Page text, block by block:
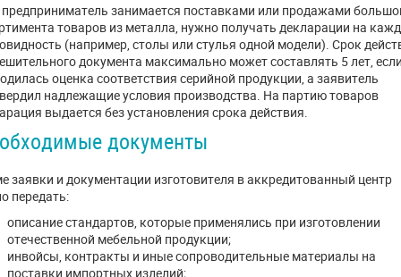
занимается поставками или продажами
товаров из металла, нужно получать декларации на
(например, столы или стулья одной модели). Срок
документа максимально может составлять 5 лет,
оценка соответствия серийной продукции, а заявитель
надлежащие условия производства. На партию товаров
выдается без установления срока действия.
документы
заявки и документации изготовителя в аккредитованный центр
передать:
описание стандартов, которые применялись при изготовлении
отечественной мебельной продукции;
инвойсы, контракты и иные сопроводительные материалы на
поставки импортных изделий;